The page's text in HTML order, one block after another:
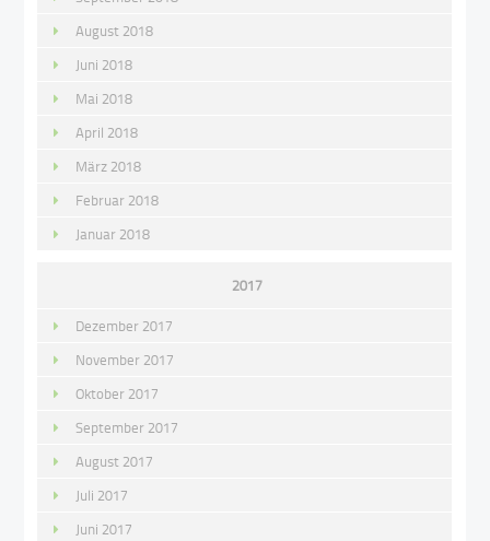
August 2018
Juni 2018
Mai 2018
April 2018
März 2018
Februar 2018
Januar 2018
2017
Dezember 2017
November 2017
Oktober 2017
September 2017
August 2017
Juli 2017
Juni 2017